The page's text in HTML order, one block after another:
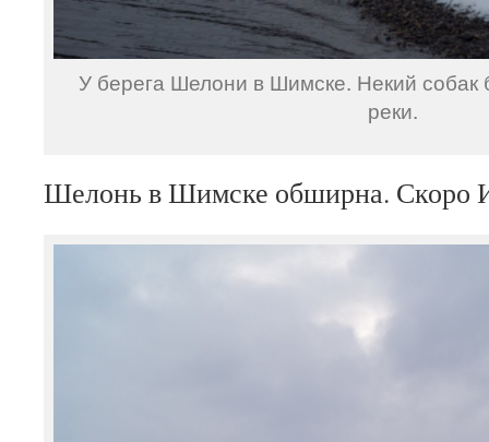
У берега Шелони в Шимске. Некий собак
реки.
Шелонь в Шимске обширна. Скоро